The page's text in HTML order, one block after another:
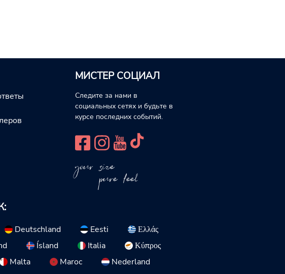
МИСТЕР СОЦИАЛ
Следите за нами в
социальных сетях и будьте в
курсе последних событий.
your size
pure feel
Deutschland Eesti
Ελλάς
Ísland Italia
Κύπρος
Malta Maroc
Nederland